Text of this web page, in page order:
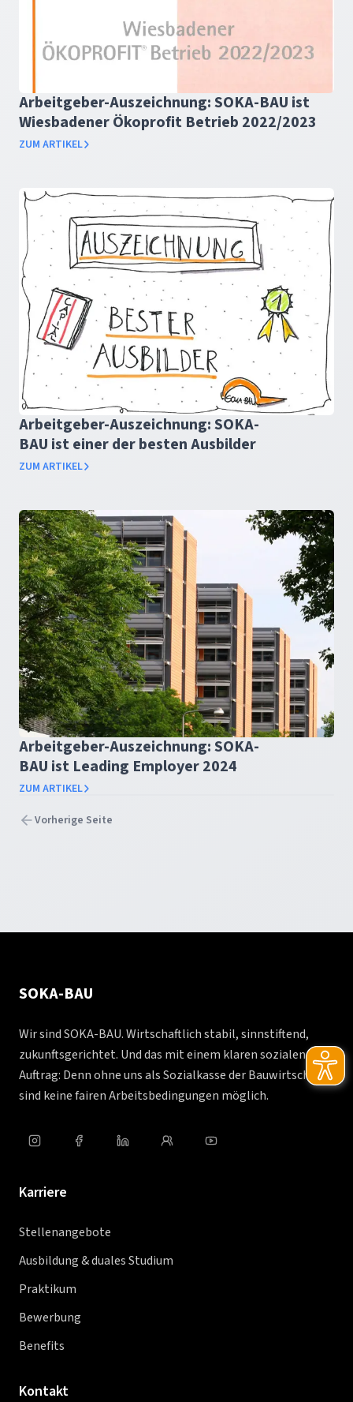
Arbeitgeber-Auszeichnung: SOKA-BAU ist
Wiesbadener Ökoprofit Betrieb 2022/2023
ZUM ARTIKEL
Arbeitgeber-Auszeichnung: SOKA-
BAU ist einer der besten Ausbilder
ZUM ARTIKEL
Arbeitgeber-Auszeichnung: SOKA-
BAU ist Leading Employer 2024
ZUM ARTIKEL
Vorherige Seite
SOKA-BAU
Wir sind SOKA-BAU. Wirtschaftlich stabil, sinnstiftend,
zukunftsgerichtet. Und das mit einem klaren sozialen
Auftrag: Denn ohne uns als Sozialkasse der Bauwirtschaft
sind keine fairen Arbeitsbedingungen möglich.
Karriere
Stellenangebote
Ausbildung & duales Studium
Praktikum
Bewerbung
Benefits
Kontakt